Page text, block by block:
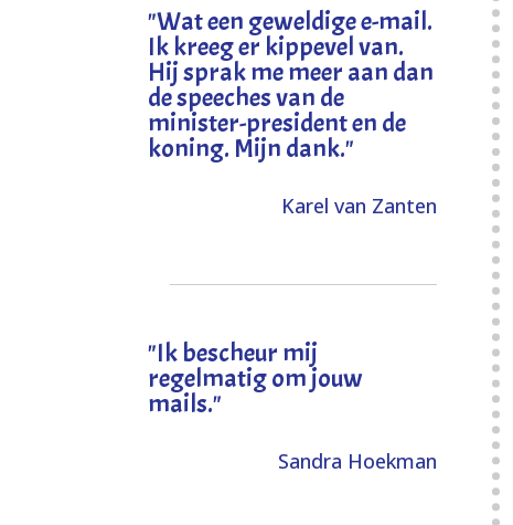
"Wat een geweldige e-mail.
Ik kreeg er kippevel van.
Hij sprak me meer aan dan
de speeches van de
minister-president en de
koning. Mijn dank."
Karel van Zanten
"Ik bescheur mij
regelmatig om jouw
mails."
Sandra Hoekman